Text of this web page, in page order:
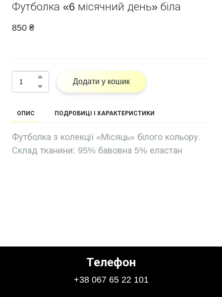
Футболка «6 місячний день» біла
850 ₴
Додати у кошик
ОПИС ПОДРОБИЦІ І ХАРАКТЕРИСТИКИ
Футболка з колекції «Місяць» білого кольору.
Склад тканини: 95% бавовна 5% еластан
Телефон
+38 067 65 22 101